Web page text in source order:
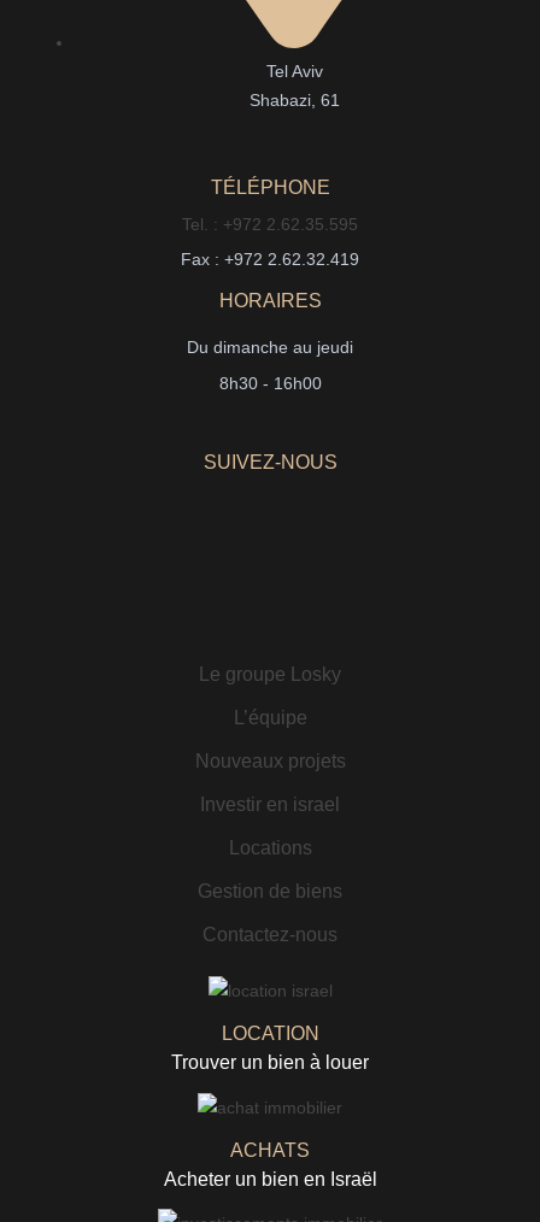
Tel Aviv
Shabazi, 61
TÉLÉPHONE
Tel. : +972 2.62.35.595
Fax : +972 2.62.32.419
HORAIRES
Du dimanche au jeudi
8h30 - 16h00
SUIVEZ-NOUS
Le groupe Losky
L’équipe
Nouveaux projets
Investir en israel
Locations
Gestion de biens
Contactez-nous
LOCATION
Trouver un bien à louer
ACHATS
Acheter un bien en Israël